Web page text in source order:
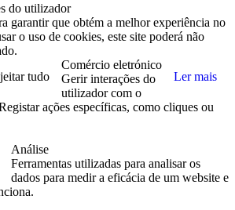
do utilizador
garantir que obtém a melhor experiência no
o uso de cookies, este site poderá não
tudo Ler mais
Comércio eletrónico
Gerir interações do
utilizador com o
ações específicas, como cliques ou
Análise
Ferramentas utilizadas para analisar os
dados para medir a eficácia de um website e